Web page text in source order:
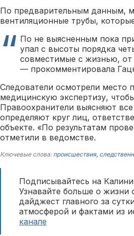
По предварительным данным,
вентиляционные трубы,
По не выясненным пока
упал с высоты порядка
совместимые с жизнью, от
— прокомментировала
Следователи осмотрели место
медицинскую экспертизу,
Правоохранители выясняют
определяют круг лиц,
объекте. «По результатам
отметили в ведомстве.
Ключевые слова: происшествия,
Подписывайтесь на
Узнавайте больше о жизни
дайджест главного за сутки
атмосферой и фактами из
канале